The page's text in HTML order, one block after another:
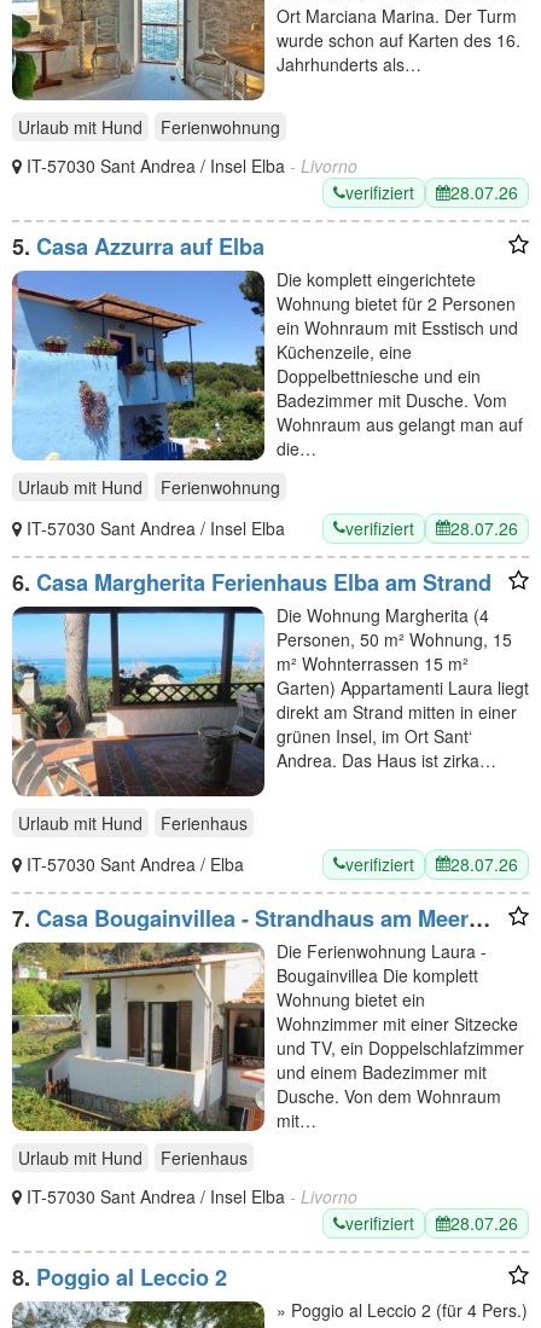
Ort Marciana Marina. Der Turm
wurde schon auf Karten des 16.
Jahrhunderts als…
Urlaub mit Hund
Ferienwohnung
IT-57030 Sant Andrea / Insel Elba - Livorno
verifiziert
28.07.26
5. Casa Azzurra auf Elba
Die komplett eingerichtete
Wohnung bietet für 2 Personen
ein Wohnraum mit Esstisch und
Küchenzeile, eine
Doppelbettniesche und ein
Badezimmer mit Dusche. Vom
Wohnraum aus gelangt man auf
die…
Urlaub mit Hund
Ferienwohnung
IT-57030 Sant Andrea / Insel Elba
verifiziert 28.07.26
6. Casa Margherita Ferienhaus Elba am Strand
Die Wohnung Margherita (4
Personen, 50 m² Wohnung, 15
m² Wohnterrassen 15 m²
Garten) Appartamenti Laura liegt
direkt am Strand mitten in einer
grünen Insel, im Ort Sant‘
Andrea. Das Haus ist zirka…
Urlaub mit Hund
Ferienhaus
IT-57030 Sant Andrea / Elba
verifiziert 28.07.26
7. Casa Bougainvillea - Strandhaus am Meer
Elba
Die Ferienwohnung Laura -
Bougainvillea Die komplett
Wohnung bietet ein
Wohnzimmer mit einer Sitzecke
und TV, ein Doppelschlafzimmer
und einem Badezimmer mit
Dusche. Von dem Wohnraum
mit…
Urlaub mit Hund
Ferienhaus
IT-57030 Sant Andrea / Insel Elba - Livorno
verifiziert
28.07.26
8. Poggio al Leccio 2
» Poggio al Leccio 2 (für 4 Pers.)